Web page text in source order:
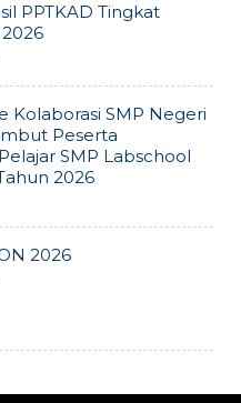
PPTKAD Tingkat
Kolaborasi SMP Negeri
Peserta
SMP Labschool
2026
2026